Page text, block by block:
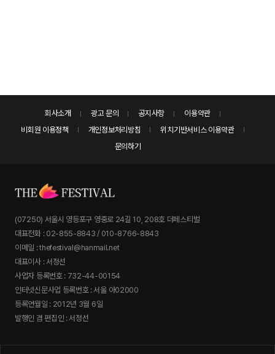
회사소개 광고 문의 공지사항
이용약관
비회원 이용정책
개인정보처리방침
위치기반서비스 이용약관
문의하기
(07250) 서울시 영등포구 영중로 24길 10, 208호 더페스티벌
대표전화 : 02-855-8843 / 010-8766-8843
이메일 : thefestival@hanmail.net
대표이사 : 서정선
사업자 등록번호 : 732-44-00154
인터넷신문사업 등록번호 : 서울 아02000
등록연월일 : 2012년 3월 6일
발행인 겸 편집인 : 서정선